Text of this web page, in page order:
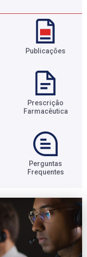
Publicações
Prescrição
Farmacêutica​
Perguntas
Frequentes​